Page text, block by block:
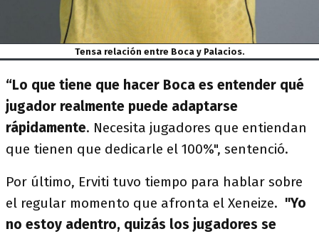
Tensa relación entre Boca y Palacios.
“Lo que tiene que hacer Boca es entender qué
jugador realmente puede adaptarse
rápidamente. Necesita jugadores que entiendan
que tienen que dedicarle el 100%", sentenció.
Por último, Erviti tuvo tiempo para hablar sobre
el regular momento que afronta el Xeneize. "Yo
no estoy adentro, quizás los jugadores se